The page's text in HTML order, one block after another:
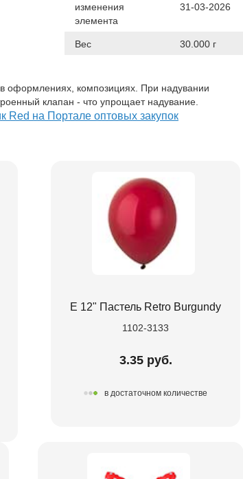
изменения
элемента
31-03-2026
Вес 30.000 г
оформлениях, композициях. При надувании
клапан - что упрощает надувание.
на Портале оптовых закупок
Е 12" Пастель Retro Burgundy
1102-3133
3.35 руб.
в достаточном количестве